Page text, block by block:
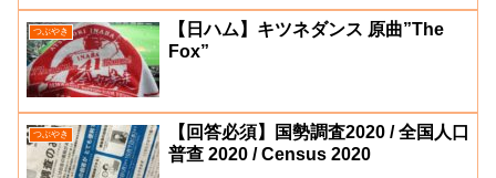
つぶやき
【日ハム】キツネダンス 原曲”The
Fox”
つぶやき
【回答必須】国勢調査2020 / 全国人口
普查 2020 / Census 2020